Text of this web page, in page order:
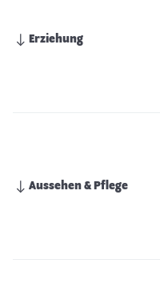
Erziehung
Aussehen & Pflege